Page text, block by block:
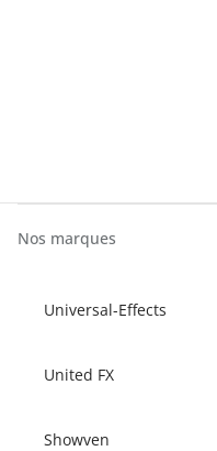
Nos marques
Universal-Effects
United FX
Showven